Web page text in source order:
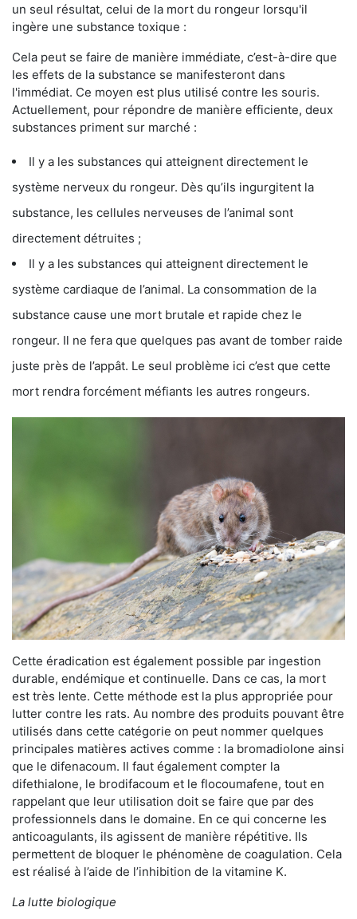
un seul résultat, celui de la mort du rongeur lorsqu'il
ingère une substance toxique :
Cela peut se faire de manière immédiate, c’est-à-dire que
les effets de la substance se manifesteront dans
l'immédiat. Ce moyen est plus utilisé contre les souris.
Actuellement, pour répondre de manière efficiente, deux
substances priment sur marché :
Il y a les substances qui atteignent directement le
système nerveux du rongeur. Dès qu’ils ingurgitent la
substance, les cellules nerveuses de l’animal sont
directement détruites ;
Il y a les substances qui atteignent directement le
système cardiaque de l’animal. La consommation de la
substance cause une mort brutale et rapide chez le
rongeur. Il ne fera que quelques pas avant de tomber raide
juste près de l’appât. Le seul problème ici c’est que cette
mort rendra forcément méfiants les autres rongeurs.
Cette éradication est également possible par ingestion
durable, endémique et continuelle. Dans ce cas, la mort
est très lente. Cette méthode est la plus appropriée pour
lutter contre les rats. Au nombre des produits pouvant être
utilisés dans cette catégorie on peut nommer quelques
principales matières actives comme : la bromadiolone ainsi
que le difenacoum. Il faut également compter la
difethialone, le brodifacoum et le flocoumafene, tout en
rappelant que leur utilisation doit se faire que par des
professionnels dans le domaine. En ce qui concerne les
anticoagulants, ils agissent de manière répétitive. Ils
permettent de bloquer le phénomène de coagulation. Cela
est réalisé à l’aide de l’inhibition de la vitamine K.
La lutte biologique